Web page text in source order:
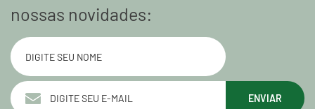
nossas novidades:
ENVIAR